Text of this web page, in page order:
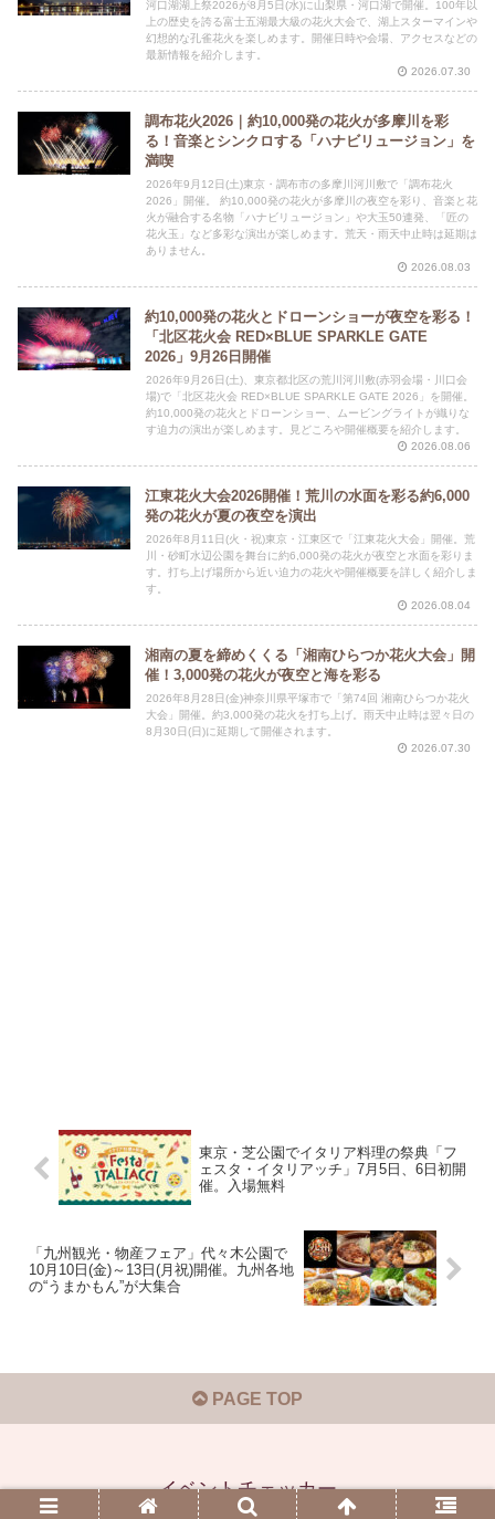
河口湖湖上祭2026が8月5日(水)に山梨県・河口湖で開催。100年以
上の歴史を誇る富士五湖最大級の花火大会で、湖上スターマインや
幻想的な孔雀花火を楽しめます。開催日時や会場、アクセスなどの
最新情報を紹介します。
2026.07.30
調布花火2026｜約10,000発の花火が多摩川を彩
る！音楽とシンクロする「ハナビリュージョン」を
満喫
2026年9月12日(土)東京・調布市の多摩川河川敷で「調布花火
2026」開催。 約10,000発の花火が多摩川の夜空を彩り、音楽と花
火が融合する名物「ハナビリュージョン」や大玉50連発、「匠の
花火玉」など多彩な演出が楽しめます。荒天・雨天中止時は延期は
ありません。
2026.08.03
約10,000発の花火とドローンショーが夜空を彩る！
「北区花火会 RED×BLUE SPARKLE GATE
2026」9月26日開催
2026年9月26日(土)、東京都北区の荒川河川敷(赤羽会場・川口会
場)で「北区花火会 RED×BLUE SPARKLE GATE 2026」を開催。
約10,000発の花火とドローンショー、ムービングライトが織りな
す迫力の演出が楽しめます。見どころや開催概要を紹介します。
2026.08.06
江東花火大会2026開催！荒川の水面を彩る約6,000
発の花火が夏の夜空を演出
2026年8月11日(火・祝)東京・江東区で「江東花火大会」開催。荒
川・砂町水辺公園を舞台に約6,000発の花火が夜空と水面を彩りま
す。打ち上げ場所から近い迫力の花火や開催概要を詳しく紹介しま
す。
2026.08.04
湘南の夏を締めくくる「湘南ひらつか花火大会」開
催！3,000発の花火が夜空と海を彩る
2026年8月28日(金)神奈川県平塚市で「第74回 湘南ひらつか花火
大会」開催。約3,000発の花火を打ち上げ。雨天中止時は翌々日の
8月30日(日)に延期して開催されます。
2026.07.30
東京・芝公園でイタリア料理の祭典「フ
ェスタ・イタリアッチ」7月5日、6日初開
催。入場無料
「九州観光・物産フェア」代々木公園で
10月10日(金)～13日(月祝)開催。九州各地
の“うまかもん”が大集合
PAGE TOP
イベントチェッカー